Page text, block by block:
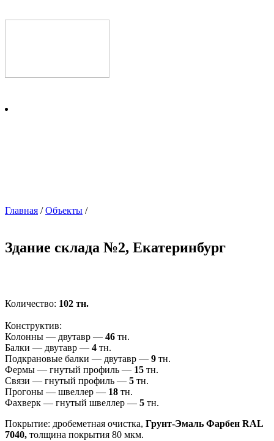
Главная /Объекты /
Здание склада №2, Екатеринбург
Количество: 102 тн.
Конструктив:
Колонны — двутавр — 46 тн.
Балки — двутавр — 4 тн.
Подкрановые балки — двутавр — 9 тн.
Фермы — гнутый профиль — 15 тн.
Связи — гнутый профиль — 5 тн.
Прогоны — швеллер — 18 тн.
Фахверк — гнутый швеллер — 5 тн.
Покрытие: дробеметная очистка, Грунт-Эмаль Фарбен RAL
7040, толщина покрытия 80 мкм.